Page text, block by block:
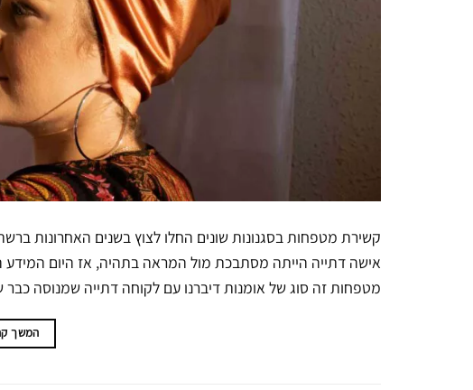
קשירת מטפחות בסגנונות שונים החלו לצוץ בשנים האחרונות
אישה דתייה הייתה מסתבכת מול המראה בתהיה, אז היום
מטפחות זה סוג של אומנות דיברנו עם לקוחה דתייה שמנוסה
המשך